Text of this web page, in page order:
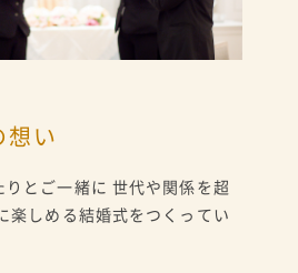
想い
りとご一緒に 世代や関係を超
楽しめる結婚式をつくってい